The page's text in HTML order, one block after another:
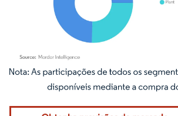
Imagem © Mordor Intelligence. O reuso requer